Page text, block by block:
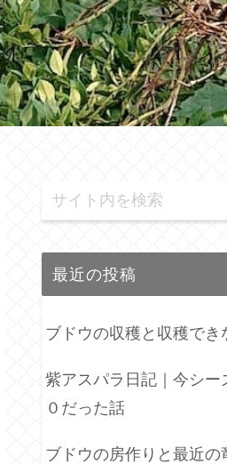
最近の投稿
ブドウの収穫と収穫でき
紫アスパラ日記｜今シー
０だった話
ブドウの房作りと最近の